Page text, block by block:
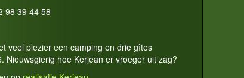
98 39 44 58
veel plezier een camping en drie gîtes
Nieuwsgierig hoe Kerjean er vroeger uit zag?